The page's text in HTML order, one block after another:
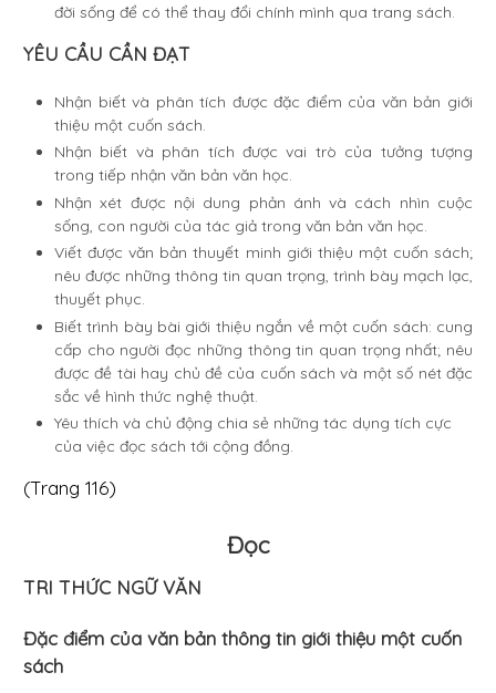
đời sống để có thể thay đổi chính mình qua trang sách.
YÊU CẦU CẦN ĐẠT
Nhận biết và phân tích được đặc điểm của văn bản giới
thiệu một cuốn sách.
Nhận biết và phân tích được vai trò của tưởng tượng
trong tiếp nhận văn bản văn học.
Nhận xét được nội dung phản ánh và cách nhìn cuộc
sống, con người của tác giả trong văn bản văn học.
Viết được văn bản thuyết minh giới thiệu một cuốn sách;
nêu được những thông tin quan trọng, trình bày mạch lạc,
thuyết phục.
Biết trình bày bài giới thiệu ngắn về một cuốn sách: cung
cấp cho người đọc những thông tin quan trọng nhất; nêu
được đề tài hay chủ đề của cuốn sách và một số nét đặc
sắc về hình thức nghệ thuật.
Yêu thích và chủ động chia sẻ những tác dụng tích cực
của việc đọc sách tới cộng đồng.
(Trang 116)
Đọc
TRI THỨC NGỮ VĂN
Đặc điểm của văn bản thông tin giới thiệu một cuốn
sách